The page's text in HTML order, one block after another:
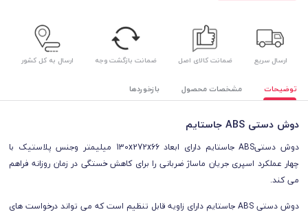
ارسال سریع ضمانت کالای اصل ضمانت بازگشت وجه ارسال به کل کشور
توضیحات مشخصات محصول بازخوردها
دوش دستی ABS جاستایم
دوش دستیABS جاستایم
دارای ابعاد 130x272x66 میلیمتر وجنس پلاستیک با
چهار عملکرد اسپری جریان ماساژ ضربانی را برای کاهش خستگی در زمان روزانه فراهم
می کند.
دوش دستی ABS جاستایم دارای
زاویه قابل تنظیم است که می تواند درخواست های